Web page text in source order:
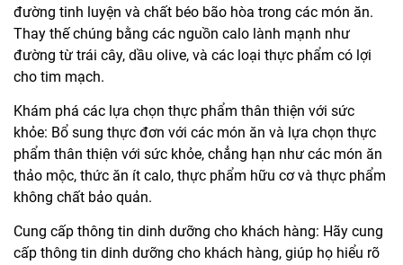
đường tinh luyện và chất béo bão hòa trong các món ăn.
Thay thế chúng bằng các nguồn calo lành mạnh như
đường từ trái cây, dầu olive, và các loại thực phẩm có lợi
cho tim mạch.
Khám phá các lựa chọn thực phẩm thân thiện với sức
khỏe: Bổ sung thực đơn với các món ăn và lựa chọn thực
phẩm thân thiện với sức khỏe, chẳng hạn như các món ăn
thảo mộc, thức ăn ít calo, thực phẩm hữu cơ và thực phẩm
không chất bảo quản.
Cung cấp thông tin dinh dưỡng cho khách hàng: Hãy cung
cấp thông tin dinh dưỡng cho khách hàng, giúp họ hiểu rõ